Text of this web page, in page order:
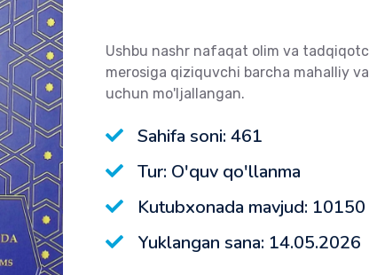
Ushbu nashr nafaqat olim va
merosiga qiziquvchi barcha mahalliy
uchun mo'ljallangan.
Sahifa soni: 461
Tur: O'quv qo'llanma
Kutubxonada mavjud: 10150
Yuklangan sana: 14.05.2026